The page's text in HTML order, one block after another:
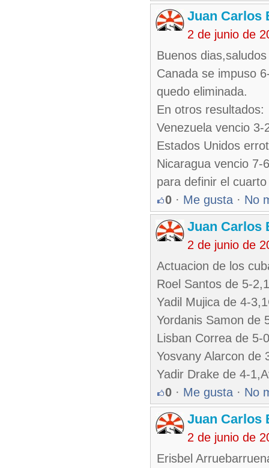
Juan Carlos
2 de junio de
Buenos
Canada se impuso
quedo eliminada.
En otros resultados:
Venezuela vencio
Estados Unidos
Nicaragua vencio 7-
para definir el
0 · Me gusta · No
Juan Carlos
2 de junio de
Actuacion de los
Roel Santos de 5-
Yadil Mujica de 4-
Yordanis Samon de
Lisban Correa de 5-
Yosvany Alarcon de
Yadir Drake de 4-
0 · Me gusta · No
Juan Carlos
2 de junio de
Erisbel